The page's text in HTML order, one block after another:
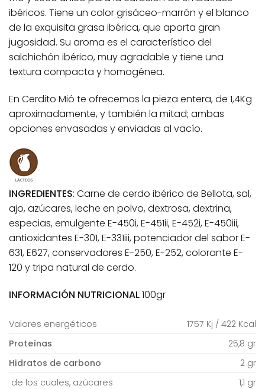
ibéricos. Tiene un color grisáceo-marrón y el blanco
de la exquisita grasa ibérica, que aporta gran
jugosidad. Su aroma es el característico del
salchichón ibérico, muy agradable y tiene una
textura compacta y homogénea.
En Cerdito Mió te ofrecemos la pieza entera, de 1,4Kg
aproximadamente, y también la mitad; ambas
opciones envasadas y enviadas al vacío.
INGREDIENTES: Carne de cerdo ibérico de Bellota, sal,
ajo, azúcares, leche en polvo, dextrosa, dextrina,
especias, emulgente E-450i, E-451ii, E-452i, E-450iii,
antioxidantes E-301, E-331iii, potenciador del sabor E-
631, E627, conservadores E-250, E-252, colorante E-
120 y tripa natural de cerdo.
INFORMACIÓN NUTRICIONAL100gr
Valores energéticos
1757 Kj / 422 Kcal
Proteínas
25,8 gr
Hidratos de carbono
2 gr
de los cuales, azúcares
1,1 gr